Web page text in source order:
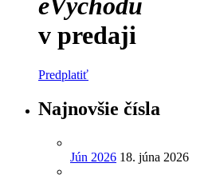
eVýchodu
v predaji
Predplatiť
Najnovšie čísla
Jún 2026 18. júna 2026